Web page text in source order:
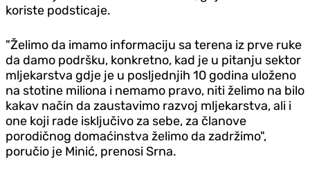
koriste podsticaje.
"Želimo da imamo informaciju sa terena iz prve ruke
da damo podršku, konkretno, kad je u pitanju sektor
mljekarstva gd‌je je u posljednjih 10 godina uloženo
na stotine miliona i nemamo pravo, niti želimo na bilo
kakav način da zaustavimo razvoj mljekarstva, ali i
one koji rade isključivo za sebe, za članove
porodičnog domaćinstva želimo da zadržimo",
poručio je Minić, prenosi Srna.